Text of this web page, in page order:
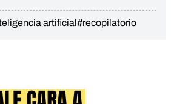
artificial#recopilatorio